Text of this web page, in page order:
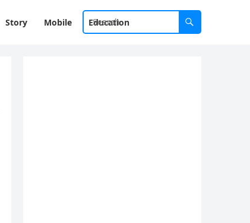
Story Mobile Education